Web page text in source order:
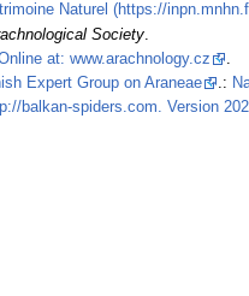
Naturel (https://
Society.
at: www.arachnology.cz
.
Expert Group on Araneae .:
balkan-spiders.com. Version